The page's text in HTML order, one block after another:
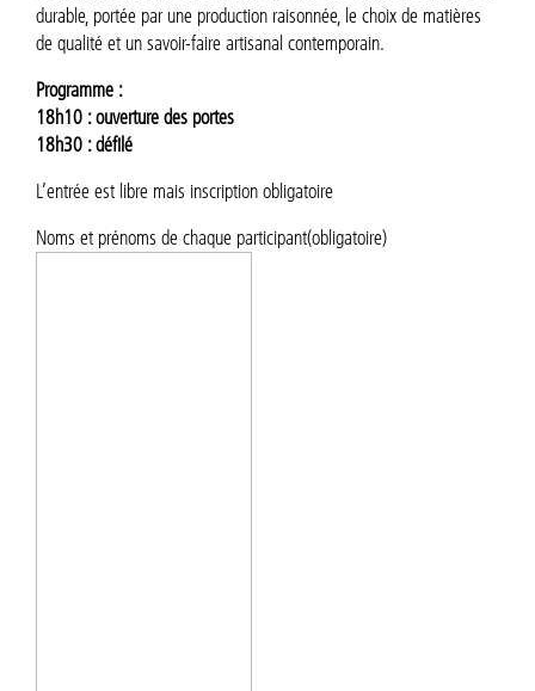
durable, portée par une production raisonnée, le choix de matières
de qualité et un savoir-faire artisanal contemporain.
Programme :
18h10 : ouverture des portes
18h30 : défilé
L’entrée est libre mais inscription obligatoire
Noms et prénoms de chaque participant(obligatoire)